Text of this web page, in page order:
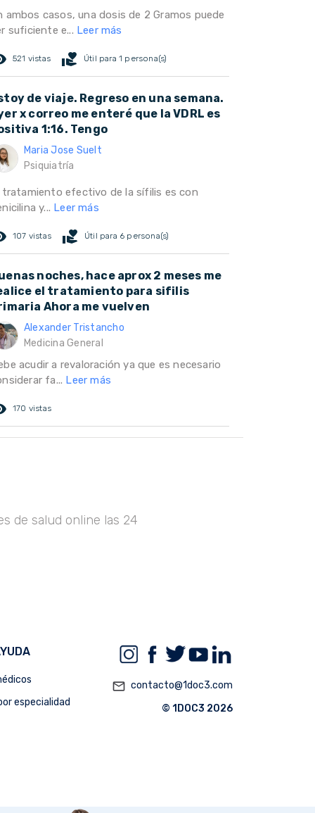
ambos casos, una dosis de 2 Gramos puede
suficiente e... Leer más
521 vistas volunteer_activism Útil para 1 persona(s)
de viaje. Regreso en una semana.
x correo me enteré que la VDRL es
1:16. Tengo
Maria Jose Suelt
Psiquiatría
tratamiento efectivo de la sífilis es con
y... Leer más
107 vistas volunteer_activism Útil para 6 persona(s)
noches, hace aprox 2 meses me
el tratamiento para sifilis
Ahora me vuelven
Alexander Tristancho
Medicina General
acudir a revaloración ya que es necesario
fa... Leer más
170 vistas
de salud online las 24
especialidad
mail_outline contacto@1doc3.com
© 1DOC3 2026